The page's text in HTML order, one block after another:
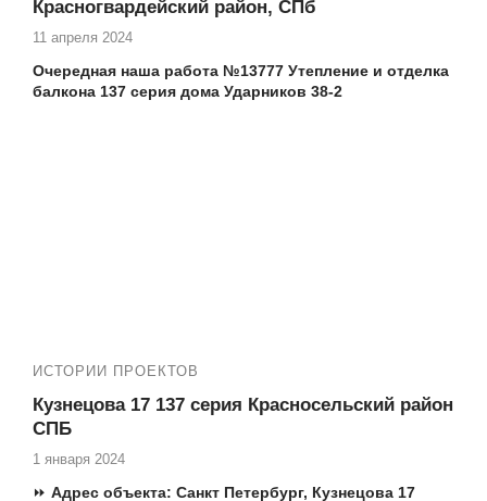
Красногвардейский район, СПб
11 апреля 2024
Очередная наша работа №13777 Утепление и отделка
балкона 137 серия дома Ударников 38-2
ИСТОРИИ ПРОЕКТОВ
Кузнецова 17 137 серия Красносельский район
СПБ
1 января 2024
⏩ Адрес объекта: Санкт Петербург, Кузнецова 17